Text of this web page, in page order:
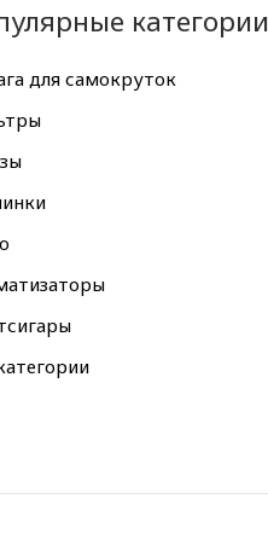
категории
для самокруток